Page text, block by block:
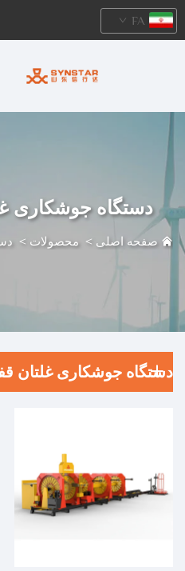
FA
دستگاه جوشکاری
صفحه اصلی > محصولات >
دستگاه جوشکاری غلتان